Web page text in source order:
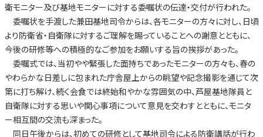
衛モニター及び基地モニターに対する委嘱状の伝達・交付が行われた。
委嘱状を手渡した兼田基地司令からは、各モニターの方々に対し、日頃
より防衛省・自衛隊に対するご理解を賜っていることへの謝意とともに、
今後の研修等への積極的なご参加をお願いする旨の挨拶があった。
委嘱式では、当初やや緊張した面持ちであったモニターの方々も、春の
やわらかな日差しに包まれた庁舎屋上からの眺望や記念撮影を通じて次
第に打ち解け、続く会食では終始和やかな雰囲気の中、芦屋基地隊員と
自衛隊に対する思いや関心事項について意見を交わすとともに、モニタ
ー相互間の交流も深まった。
同日午後からは、初めての研修として基地司令による防衛講話が行わ